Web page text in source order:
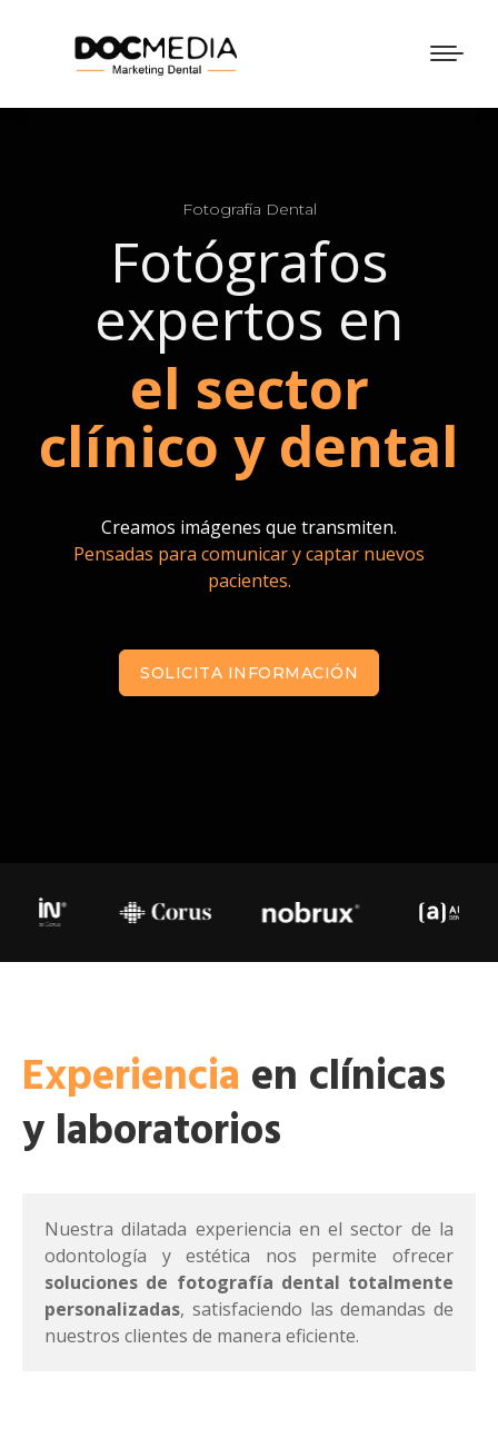
Fotografía Dental
Fotógrafos
expertos en
el sector
clínico y dental
Creamos imágenes que transmiten.
Pensadas para comunicar y captar nuevos
pacientes.
SOLICITA INFORMACIÓN
Experiencia en clínicas
y laboratorios
Nuestra dilatada experiencia en el sector de la
odontología y estética nos permite ofrecer
soluciones de fotografía dental totalmente
personalizadas, satisfaciendo las demandas de
nuestros clientes de manera eficiente.